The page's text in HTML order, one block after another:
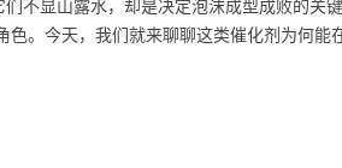
不显山露水，却是决定泡沫成型成败的关键
。今天，我们就来聊聊这类催化剂为何能